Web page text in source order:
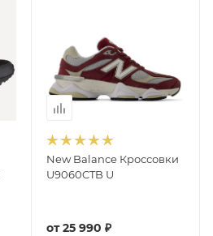
New Balance Кроссовки
U9060CTB U
от25 990 ₽